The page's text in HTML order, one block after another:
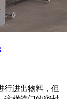
出物料，但